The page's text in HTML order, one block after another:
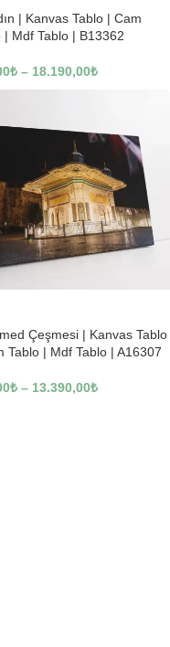
| Kanvas Tablo | Cam
| Mdf Tablo | B13362
₺ – 18.190,00₺
Çeşmesi | Kanvas Tablo
Tablo | Mdf Tablo | A16307
₺ – 13.390,00₺